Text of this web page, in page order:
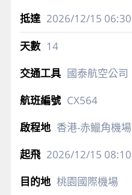
2026/12/15 06:30
14
國泰航空公司
CX564
香港-赤鱲角機場
2026/12/15 08:10
桃園國際機場